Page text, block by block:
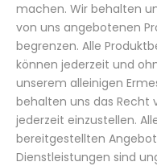
machen. Wir behalten
von uns angebotenen
begrenzen. Alle
können jederzeit und
unserem alleinigen
behalten uns das Recht
jederzeit einzustellen.
bereitgestellten
Dienstleistungen sind